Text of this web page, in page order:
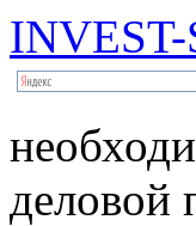
INVEST-
деловой